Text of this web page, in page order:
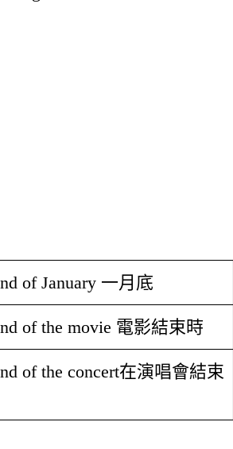
of January 一月底
of the movie 電影結束時
of the concert在演唱會結束